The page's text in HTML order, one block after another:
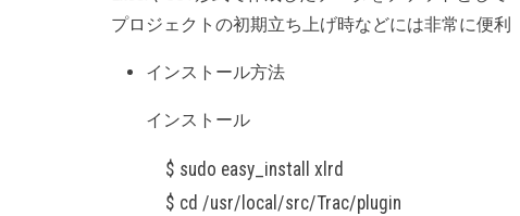
プロジェクトの初期立ち上げ時などには非常に便利
インストール方法
インストール
$ sudo easy_install xlrd
$ cd /usr/local/src/Trac/plugin